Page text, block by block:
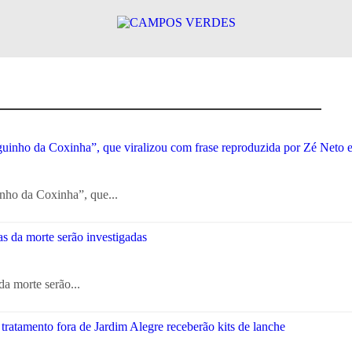
da Coxinha”, que...
morte serão...